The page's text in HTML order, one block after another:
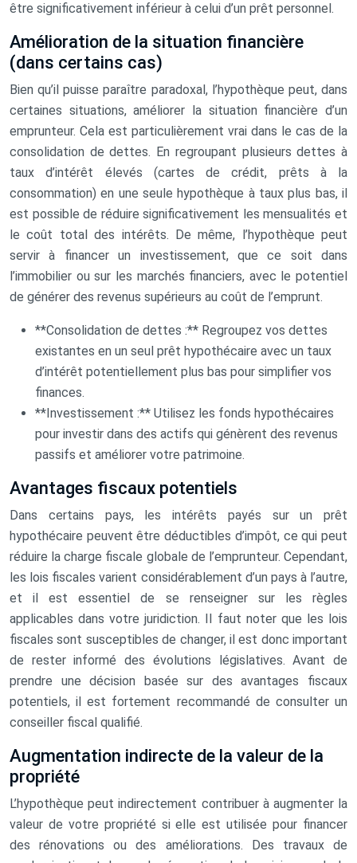
être significativement inférieur à celui d’un prêt personnel.
Amélioration de la situation financière
(dans certains cas)
Bien qu’il puisse paraître paradoxal, l’hypothèque peut, dans
certaines situations, améliorer la situation financière d’un
emprunteur. Cela est particulièrement vrai dans le cas de la
consolidation de dettes. En regroupant plusieurs dettes à
taux d’intérêt élevés (cartes de crédit, prêts à la
consommation) en une seule hypothèque à taux plus bas, il
est possible de réduire significativement les mensualités et
le coût total des intérêts. De même, l’hypothèque peut
servir à financer un investissement, que ce soit dans
l’immobilier ou sur les marchés financiers, avec le potentiel
de générer des revenus supérieurs au coût de l’emprunt.
**Consolidation de dettes :** Regroupez vos dettes
existantes en un seul prêt hypothécaire avec un taux
d’intérêt potentiellement plus bas pour simplifier vos
finances.
**Investissement :** Utilisez les fonds hypothécaires
pour investir dans des actifs qui génèrent des revenus
passifs et améliorer votre patrimoine.
Avantages fiscaux potentiels
Dans certains pays, les intérêts payés sur un prêt
hypothécaire peuvent être déductibles d’impôt, ce qui peut
réduire la charge fiscale globale de l’emprunteur. Cependant,
les lois fiscales varient considérablement d’un pays à l’autre,
et il est essentiel de se renseigner sur les règles
applicables dans votre juridiction. Il faut noter que les lois
fiscales sont susceptibles de changer, il est donc important
de rester informé des évolutions législatives. Avant de
prendre une décision basée sur des avantages fiscaux
potentiels, il est fortement recommandé de consulter un
conseiller fiscal qualifié.
Augmentation indirecte de la valeur de la
propriété
L’hypothèque peut indirectement contribuer à augmenter la
valeur de votre propriété si elle est utilisée pour financer
des rénovations ou des améliorations. Des travaux de